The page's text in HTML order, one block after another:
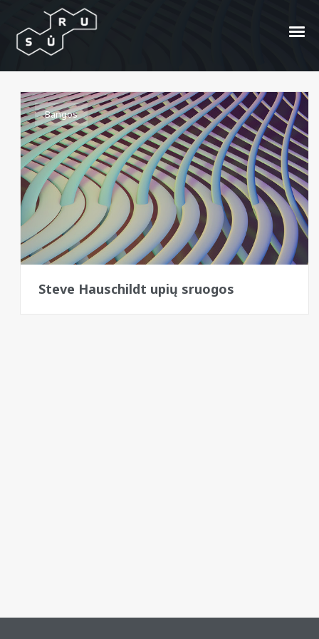
Neu!
Bangos
Steve Hauschildt upių sruogos